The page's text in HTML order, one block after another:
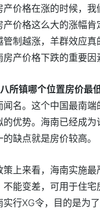
产价格在涨的时候，
产价格这么大的涨幅
管制越涨，羊群效应
产价格下跌的重要因
所镇哪个位置房价最
闻名。这个中国最南
的优势。海南已经成
缺点就是房价较高。
策上来看，海南实施
不能变差，可用于住
行XG令，目的是为